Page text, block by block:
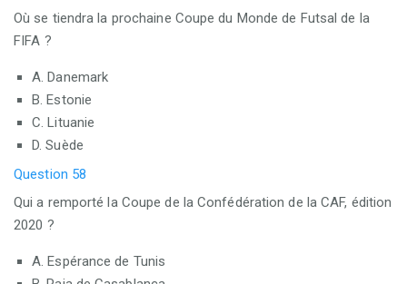
Où se tiendra la prochaine Coupe du Monde de Futsal de la
FIFA ?
A. Danemark
B. Estonie
C. Lituanie
D. Suède
Question 58
Qui a remporté la Coupe de la Confédération de la CAF, édition
2020 ?
A. Espérance de Tunis